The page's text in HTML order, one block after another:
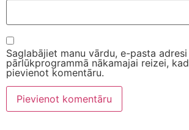
Saglabājiet manu vārdu, e-pasta
pārlūkprogrammā nākamajai reizei,
pievienot komentāru.